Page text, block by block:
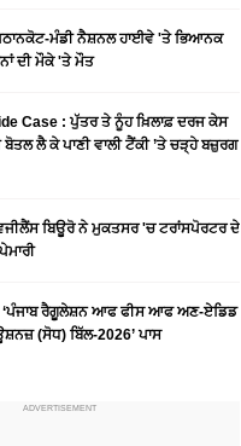
ਮੰਡੀ ਨੈਸ਼ਨਲ ਹਾਈਵੇ 'ਤੇ ਭਿਆਨਕ
ਦੀ ਮੌਕੇ 'ਤੇ ਮੌਤ
Case : ਪੁੱਤਰ ਤੇ ਨੂੰਹ ਖ਼ਿਲਾਫ਼ ਦਰਜ ਕੇਸ
ਲੈ ਕੇ ਪਾਣੀ ਵਾਲੀ ਟੈਂਕੀ ’ਤੇ ਚੜ੍ਹੇ ਬਜ਼ੁਰਗ
ਬਿਊਰੋ ਨੇ ਮੁਕਤਸਰ 'ਚ ਟਰਾਂਸਪੋਰਟਰ ਦੇ
‘ਪੰਜਾਬ ਰੈਗੂਲੇਸ਼ਨ ਆਫ ਫੀਸ ਆਫ ਅਣ-ਏਡਿਡ
(ਸੋਧ) ਬਿੱਲ-2026’ ਪਾਸ